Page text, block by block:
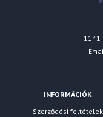
1141
INFORMÁCIÓK
Szerződési feltételek